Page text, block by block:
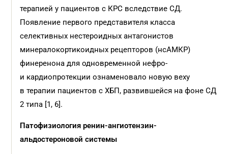
терапией у пациентов с КРС вследствие СД.
Появление первого представителя класса
селективных нестероидных антагонистов
минералокортикоидных рецепторов (нсАМКР)
финеренона для одновременной нефро-
и кардиопротекции ознаменовало новую веху
в терапии пациентов с ХБП, развившейся на фоне СД
2 типа [1, 6].
Патофизиология ренин-ангиотензин-
альдостероновой системы